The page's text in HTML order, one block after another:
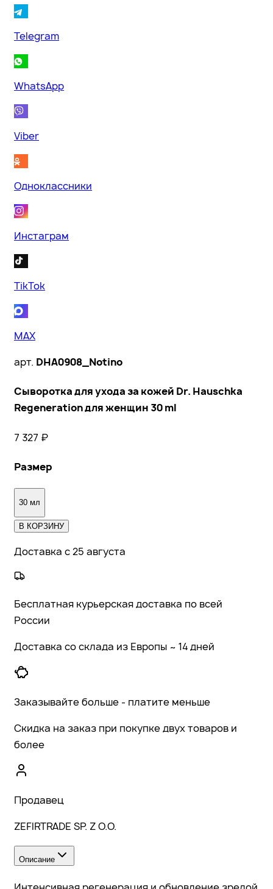
Telegram
WhatsApp
Viber
Одноклассники
Инстаграм
TikTok
MAX
арт. DHA0908_Notino
Сыворотка для ухода за кожей Dr. Hauschka
Regeneration для женщин 30 ml
7 327 ₽
Размер
30 мл
В КОРЗИНУ
Доставка с 25 августа
Бесплатная курьерская доставка по всей
России
Доставка со склада из Европы ~ 14 дней
Заказывайте больше - платите меньше
Скидка на заказ при покупке двух товаров и
более
Продавец
ZEFIRTRADE SP. Z O.O.
Описание